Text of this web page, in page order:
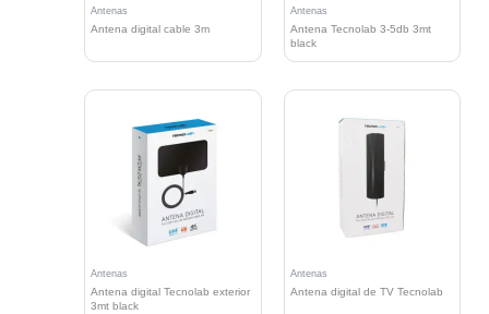
Antenas
Antena digital cable 3m
Antenas
Antena Tecnolab 3-5db 3mt
black
Antenas
Antena digital Tecnolab exterior
3mt black
Antenas
Antena digital de TV Tecnolab